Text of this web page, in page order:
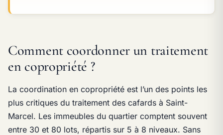
Comment coordonner un traitement
en copropriété ?
La coordination en copropriété est l’un des points les
plus critiques du traitement des cafards à Saint-
Marcel. Les immeubles du quartier comptent souvent
entre 30 et 80 lots, répartis sur 5 à 8 niveaux. Sans